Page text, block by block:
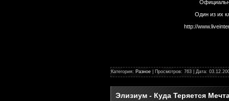
Один из их
http://
Категория: Разное | Просмотров: 763 | Дата:
Элизиум - Куда Теряется